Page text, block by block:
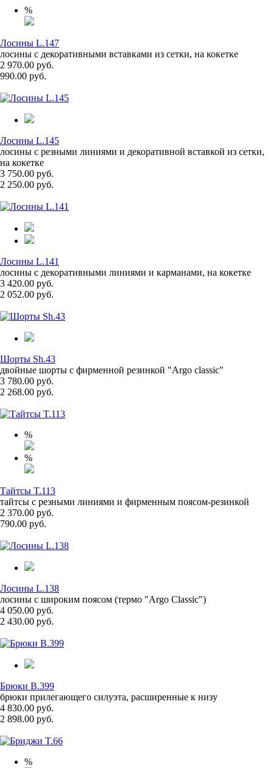
%
Лосины L.147
лосины с декоративными вставками из сетки, на кокетке
2 970.00 руб.
990.00 руб.
Лосины L.145
лосины с резными линиями и декоративной вставкой из сетки,
на кокетке
3 750.00 руб.
2 250.00 руб.
Лосины L.141
лосины с декоративными линиями и карманами, на кокетке
3 420.00 руб.
2 052.00 руб.
Шорты Sh.43
двойные шорты с фирменной резинкой "Argo classic"
3 780.00 руб.
2 268.00 руб.
%
%
Тайтсы T.113
тайтсы с резными линиями и фирменным поясом-резинкой
2 370.00 руб.
790.00 руб.
Лосины L.138
лосины с широким поясом (термо "Argo Classic")
4 050.00 руб.
2 430.00 руб.
Брюки B.399
брюки прилегающего силуэта, расширенные к низу
4 830.00 руб.
2 898.00 руб.
%